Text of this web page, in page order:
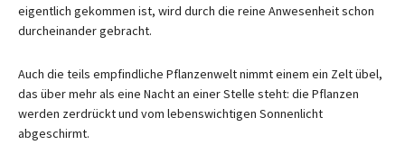
eigentlich gekommen ist, wird durch die reine Anwesenheit schon
durcheinander gebracht.
Auch die teils empfindliche Pflanzenwelt nimmt einem ein Zelt übel,
das über mehr als eine Nacht an einer Stelle steht: die Pflanzen
werden zerdrückt und vom lebenswichtigen Sonnenlicht
abgeschirmt.